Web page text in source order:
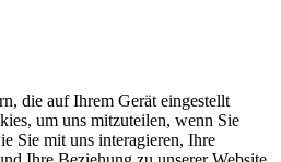
die auf Ihrem Gerät eingestellt
um uns mitzuteilen, wenn Sie
Sie mit uns interagieren, Ihre